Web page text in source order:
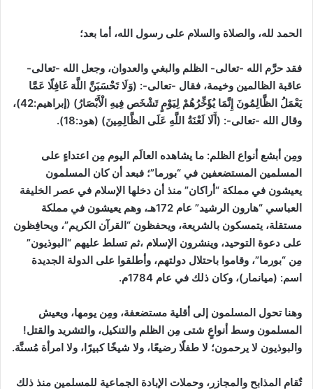
الحمد لله، والصلاة والسلام على رسول الله، أما بعد؛
فقد حرَّم الله -تعالى- الظلم والبغي والعدوان، وجعل الله -تعالى-
عاقبة الظالمين وخيمة، فقال -تعالى-: (وَلَا تَحْسَبَنَّ اللَّهَ غَافِلًا عَمَّا
يَعْمَلُ الظَّالِمُونَ إِنَّمَا يُؤَخِّرُهُمْ لِيَوْمٍ تَشْخَص فِيهِ الْأَبْصَارُ) (إبراهيم:42)
،
وقال الله -تعالى-: (أَلَا لَعْنَةُ اللَّهِ عَلَى الظَّالِمِينَ) (هود:18) .
ومِن أبشع أنواع الظلم: ما يشاهده العالَم اليوم مِن اعتداءٍ على
المسلمين المستضعفين في “بورما”؛ فبعد أن كان المسلمون
يعيشون في مملكة “أراكان” منذ أن دخلها الإسلام في عصر الخليفة
العباسي “هارون الرشيد” عام 172هـ، وهم يعيشون في مملكة
مستقلة، يتمسكون بالشريعة، ويحفظون “القرآن الكريم”، ويحافِظون
على دعوة التوحيد، وينشرون الإسلام ،ثم تسلط عليهم “البوذيون”
مِن “بورما”، وقاموا باحتلال دولتهم، وأطلقوا على الدولة الجديدة
اسم: (ميانمار)، وكان ذلك في عام 1784م.
وهنا تحول المسلمون إلى أقلية مستضعفة، ومِن يومها، ويعيش
المسلمون وسط أنواعٍ شتى مِن الظلم والتنكيل، والتشريد والقتل!
والبوذيون لا يرحمون؛ لا طفلًا رضيعًا، ولا شيخًا كبيرًا، ولا امرأة مُسنَّة.
تٌقام المذابح والمجازر، وحملات الإبادة الجماعية للمسلمين منذ ذلك